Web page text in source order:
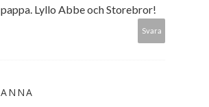
pappa. Lyllo Abbe och Storebror!
Svara
ANNA